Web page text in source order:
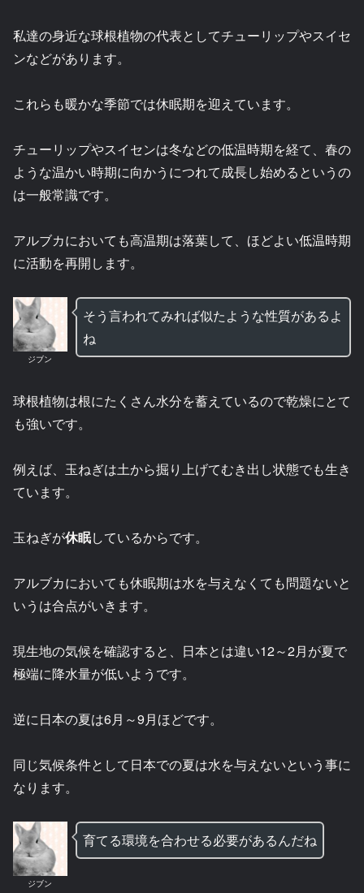
私達の身近な球根植物の代表としてチューリップやスイセ
ンなどがあります。
これらも暖かな季節では休眠期を迎えています。
チューリップやスイセンは冬などの低温時期を経て、春の
ような温かい時期に向かうにつれて成長し始めるというの
は一般常識です。
アルブカにおいても高温期は落葉して、ほどよい低温時期
に活動を再開します。
ジブン
そう言われてみれば似たような性質があるよ
ね
球根植物は根にたくさん水分を蓄えているので乾燥にとて
も強いです。
例えば、玉ねぎは土から掘り上げてむき出し状態でも生き
ています。
玉ねぎが休眠しているからです。
アルブカにおいても休眠期は水を与えなくても問題ないと
いうは合点がいきます。
現生地の気候を確認すると、日本とは違い12～2月が夏で
極端に降水量が低いようです。
逆に日本の夏は6月～9月ほどです。
同じ気候条件として日本での夏は水を与えないという事に
なります。
ジブン
育てる環境を合わせる必要があるんだね